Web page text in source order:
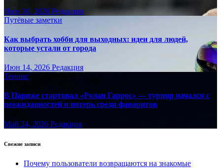
Июн 30, 2026 Редакция
Путёвые заметки
Как выбрать хобби для выходных: идеи для людей,
которые устали от города
Июн 14, 2026 Редакция
Теннис
В Париже стартовал «Ролан Гаррос» — турнир начался с
неожиданностей и потерь среди фаворитов
Май 24, 2026 Редакция
Свежие записи
Почему пользователи возвращаются на знакомые